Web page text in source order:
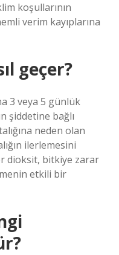
koşullarının
verim kayıplarına
geçer?
3 veya 5 günlük
şiddetine bağlı
neden olan
ilerlemesini
dioksit, bitkiye zarar
etkili bir